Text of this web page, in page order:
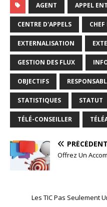
AGENT APPEL
CENTRE D'APPELS
EXTERNALISATION
GESTION DES FLUX
OBJECTIFS
STATISTIQUES STATUT
TÉLÉ-CONSEILLER
PRÉCÉDENT
Offrez Un
Les TIC Pas Seulement